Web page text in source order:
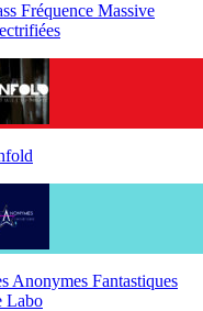
Fréquence Massive
Anonymes Fantastiques
Labo